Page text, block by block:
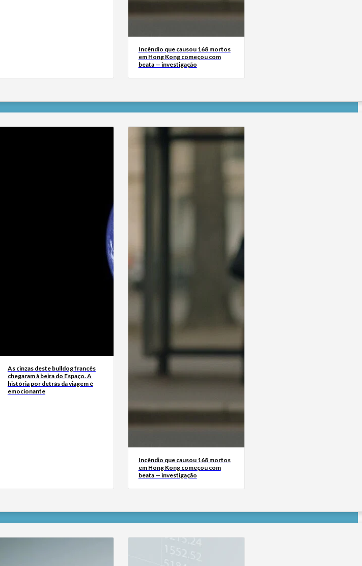
Incêndio que causou 168 mortos
em Hong Kong começou com
beata — investigação
As cinzas deste bulldog francês
chegaram à beira do Espaço. A
história por detrás da viagem é
emocionante
Incêndio que causou 168 mortos
em Hong Kong começou com
beata — investigação